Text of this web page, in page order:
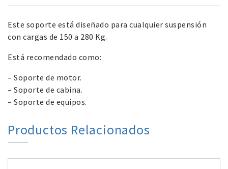
Este soporte está diseñado para cualquier suspensión
con cargas de 150 a 280 Kg.
Está recomendado como:
– Soporte de motor.
– Soporte de cabina.
– Soporte de equipos.
Productos Relacionados